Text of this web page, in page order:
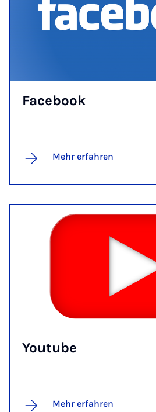
Fa­ce­book
Mehr erfahren
You­tube
Mehr erfahren